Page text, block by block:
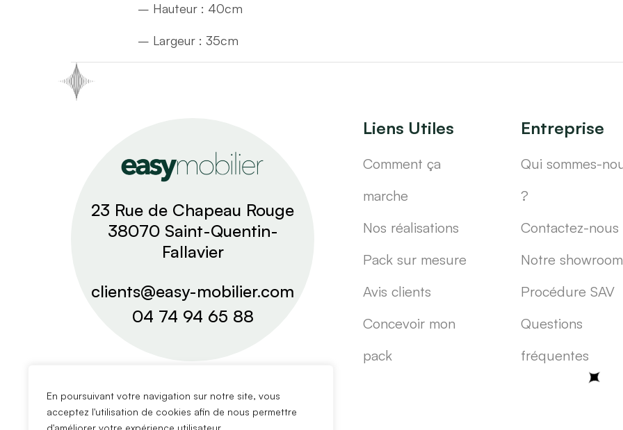
En poursuivant votre navigation sur notre site, vous
acceptez l'utilisation de cookies afin de nous permettre
d'améliorer votre expérience utilisateur.
– Hauteur : 40cm
– Largeur : 35cm
23 Rue de Chapeau Rouge
38070 Saint-Quentin-
Fallavier
clients@easy-mobilier.com
04 74 94 65 88
Liens Utiles
Comment ça
marche
Nos réalisations
Pack sur mesure
Avis clients
Concevoir mon
pack
Entreprise
Qui sommes-
?
Contactez-nous
Notre showroom
Procédure SAV
Questions
fréquentes